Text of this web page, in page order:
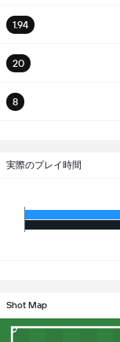
1.94
20
8
実際のプレイ時間
Shot Map